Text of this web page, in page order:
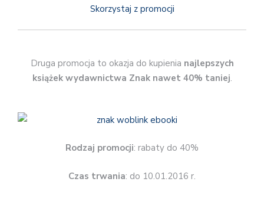
Skorzystaj z promocji
Druga promocja to okazja do kupienia najlepszych
książek wydawnictwa Znak nawet 40% taniej.
Rodzaj promocji: rabaty do 40%
Czas trwania: do 10.01.2016 r.